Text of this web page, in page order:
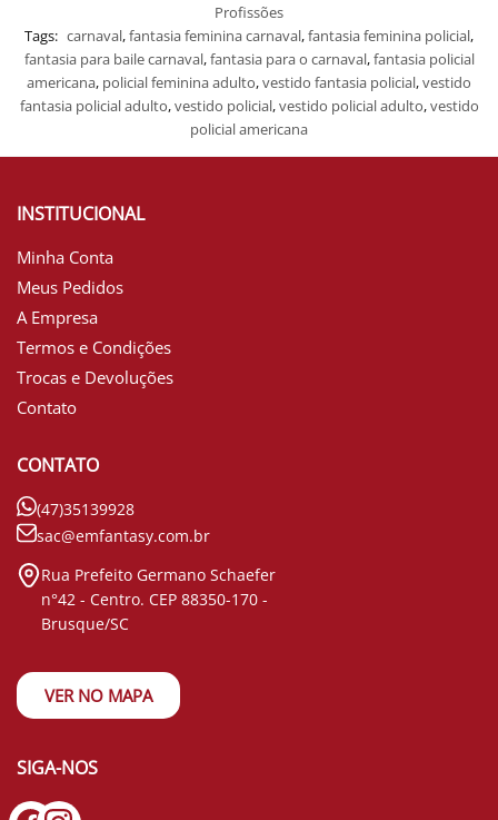
Profissões
Tags: carnaval,fantasia feminina carnaval,fantasia feminina policial,
fantasia para baile carnaval,fantasia para o carnaval,fantasia policial
americana, policial feminina adulto,vestido fantasia policial,vestido
fantasia policial adulto,vestido policial,vestido policial adulto,vestido
policial americana
INSTITUCIONAL
Minha Conta
Meus Pedidos
A Empresa
Termos e Condições
Trocas e Devoluções
Contato
CONTATO
(47)35139928
sac@emfantasy.com.br
Rua Prefeito Germano Schaefer
n°42 - Centro. CEP 88350-170 -
Brusque/SC
VER NO MAPA
SIGA-NOS